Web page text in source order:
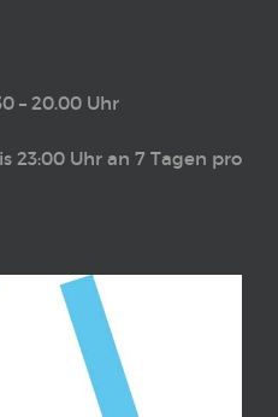
– 20.00 Uhr
23:00 Uhr an 7 Tagen pro